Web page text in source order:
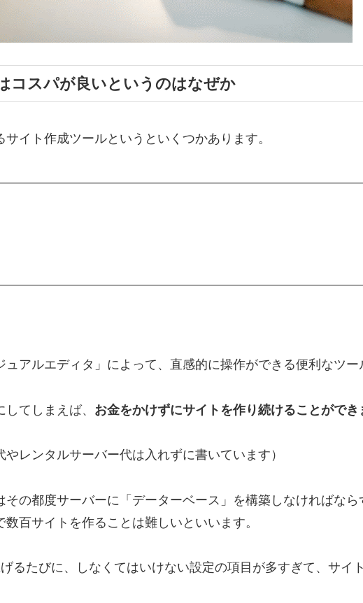
コスパが良いというのはなぜか
イト作成ツールというといくつかあります。
ュアルエディタ」によって、直感的に操作ができる便利なツー
てしまえば、 お金をかけずにサイトを作り続けることができ
やレンタルサーバー代は入れずに書いています）
その都度サーバーに「データーベース」を構築しなければなら
百サイトを作ることは難しいといいます。
るたびに、しなくてはいけない設定の項目が多すぎて、サイ